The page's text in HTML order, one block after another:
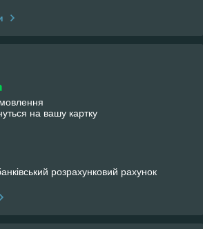
на вашу картку
розрахунковий рахунок